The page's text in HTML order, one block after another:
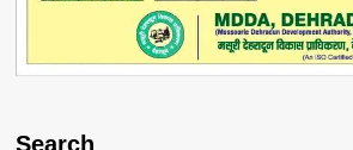
Search